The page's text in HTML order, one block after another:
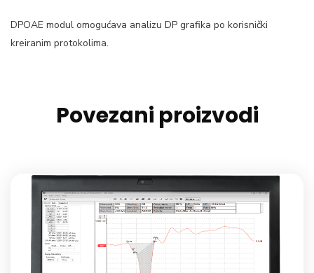
DPOAE modul omogućava analizu DP grafika po korisnički
kreiranim protokolima.
Povezani proizvodi